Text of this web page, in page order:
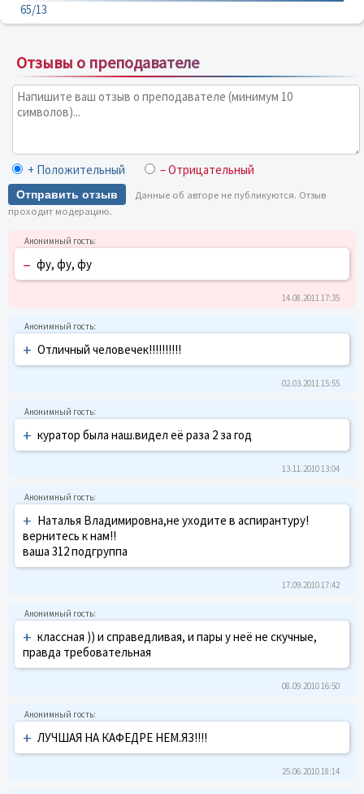
65/13
Отзывы о преподавателе
+ Положительный – Отрицательный
Отправить отзыв
Данные об авторе не публикуются. Отзыв
проходит модерацию.
– фу, фу, фу
14.08.2011 17:35
+ Отличный человечек!!!!!!!!!!
02.03.2011 15:55
+ куратор была наш.видел её раза 2 за год
13.11.2010 13:04
+ Наталья Владимировна,не уходите в аспирантуру!
вернитесь к нам!!
ваша 312 подгруппа
17.09.2010 17:42
+ классная )) и справедливая, и пары у неё не скучные,
правда требовательная
08.09.2010 16:50
+ ЛУЧШАЯ НА КАФЕДРЕ НЕМ.ЯЗ!!!!
25.06.2010 18:14